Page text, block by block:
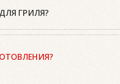
ГРИЛЯ?
для розжига на решетку